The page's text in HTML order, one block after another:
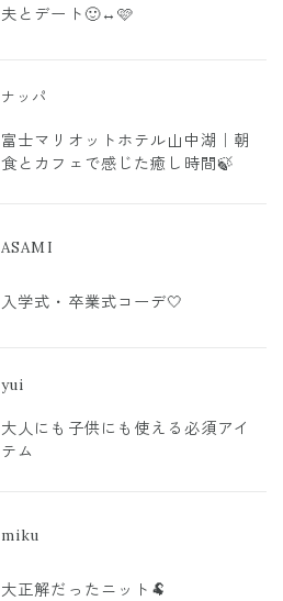
夫とデート🙂‍↔️🩷
ナッパ
富士マリオットホテル山中湖｜朝
食とカフェで感じた癒し時間🍃
ASAMI
入学式・卒業式コーデ🤍
yui
大人にも子供にも使える必須アイ
テム
miku
大正解だったニット🐏